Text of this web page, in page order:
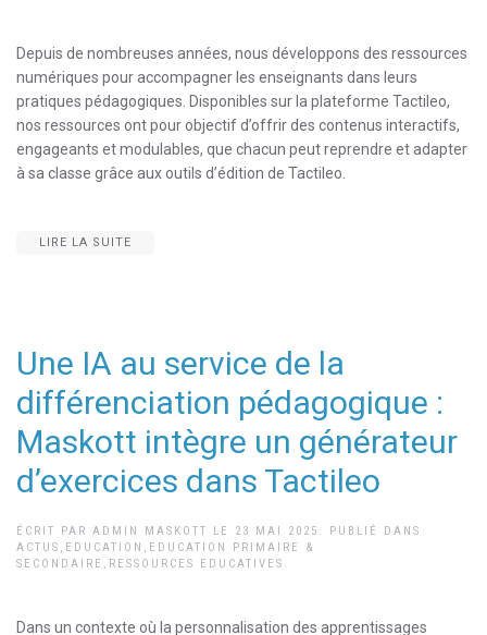
Depuis de nombreuses années, nous développons des ressources
numériques pour accompagner les enseignants dans leurs
pratiques pédagogiques. Disponibles sur la plateforme Tactileo,
nos ressources ont pour objectif d’offrir des contenus interactifs,
engageants et modulables, que chacun peut reprendre et adapter
à sa classe grâce aux outils d’édition de Tactileo.
LIRE LA SUITE
Une IA au service de la
différenciation pédagogique :
Maskott intègre un générateur
d’exercices dans Tactileo
ÉCRIT PAR ADMIN MASKOTT LE 23 MAI 2025
. PUBLIÉ DANS
ACTUS
EDUCATION
EDUCATION PRIMAIRE &
SECONDAIRE
RESSOURCES EDUCATIVES
Dans un contexte où la personnalisation des apprentissages